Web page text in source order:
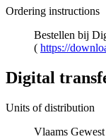
Ordering instructions
Bestellen bij
( https://
Digital
Units of distribution
Vlaams Gewest